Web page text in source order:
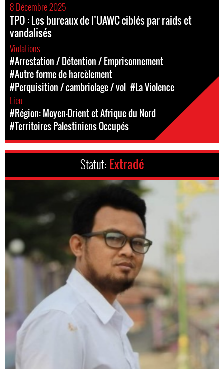
8 Décembre 2025
TPO : Les bureaux de l’UAWC ciblés par raids et
vandalisés
Violations
#Arrestation / Détention / Emprisonnement
#Autre forme de harcèlement
#Perquisition / cambriolage / vol #La Violence
Lieu
#Région: Moyen-Orient et Afrique du Nord
#Territoires Palestiniens Occupés
Statut: Extradé